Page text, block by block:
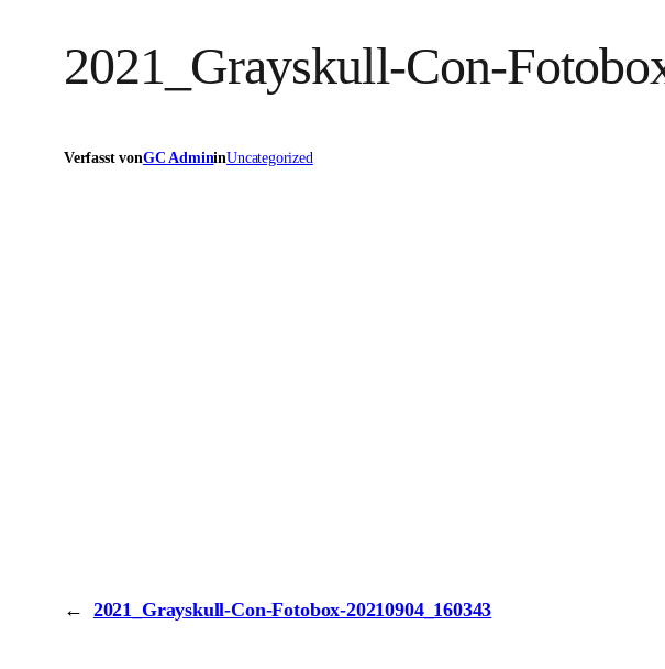
2021_Grayskull-Con-
Verfasst vonGC AdmininUncategorized
← 2021_Grayskull-Con-Fotobox-20210904_160343